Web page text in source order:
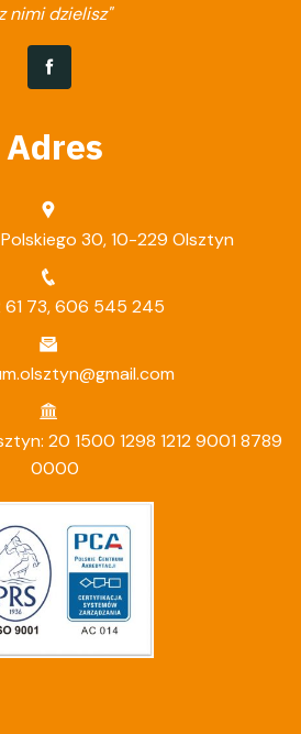
nimi dzielisz"
Adres
30, 10-229 Olsztyn
73,606 545 245
20 1500 1298 1212 9001 8789
0000